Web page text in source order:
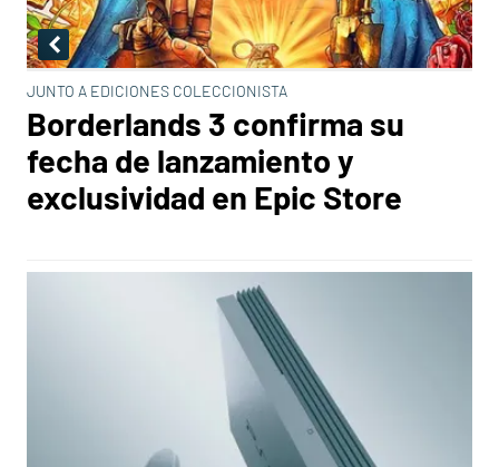
JUNTO A EDICIONES COLECCIONISTA
Borderlands 3 confirma su
fecha de lanzamiento y
exclusividad en Epic Store